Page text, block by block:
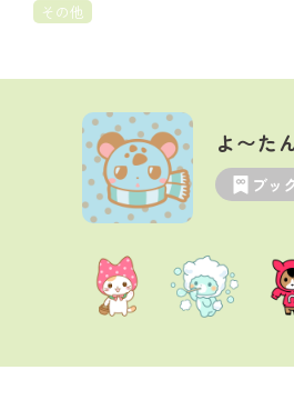
その他
よ〜た
ブッ